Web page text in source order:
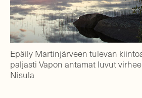
Epäily Martinjärveen tulevan
paljasti Vapon antamat luvut
Nisula